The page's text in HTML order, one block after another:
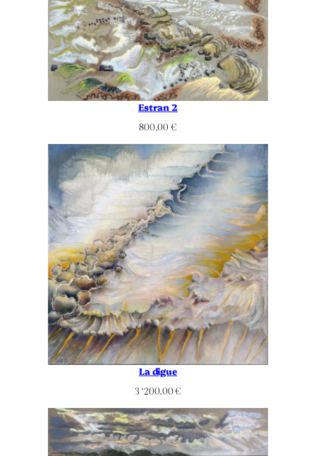
Estran 2
800.00 €
La digue
3 ‘200.00€